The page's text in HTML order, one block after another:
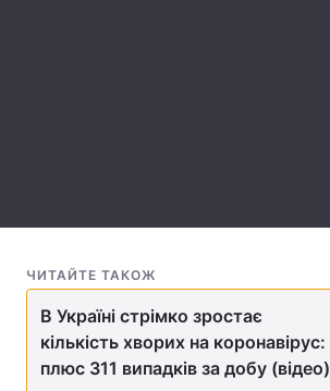
Архів Вакансії
Контакти
Послуги
ЧИТАЙТЕ ТАКОЖ
В Україні стрімко зростає
кількість хворих на коронавірус:
плюс 311 випадків за добу (відео)